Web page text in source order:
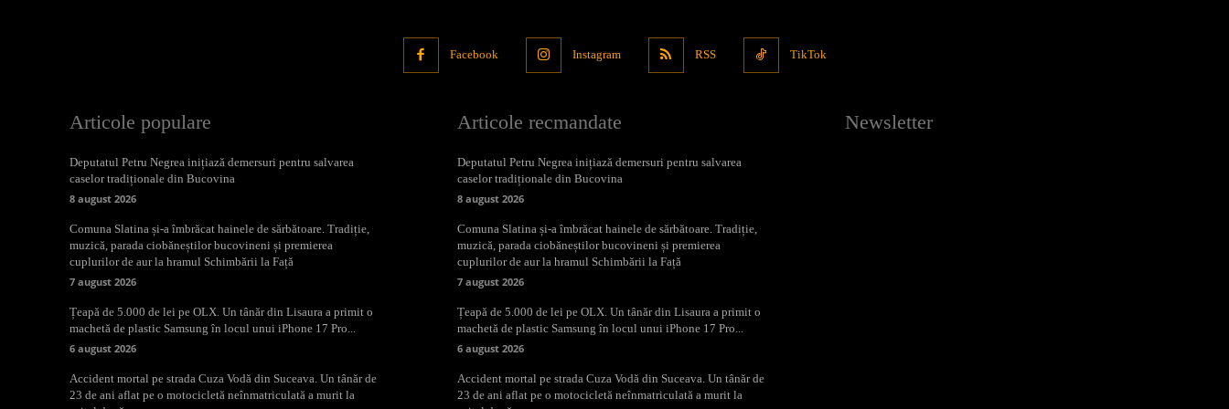
Facebook Instagram RSS TikTok
Articole populare
Deputatul Petru Negrea inițiază demersuri pentru salvarea
caselor tradiționale din Bucovina
8 august 2026
Comuna Slatina și-a îmbrăcat hainele de sărbătoare. Tradiție,
muzică, parada ciobăneștilor bucovineni și premierea
cuplurilor de aur la hramul Schimbării la Față
7 august 2026
Țeapă de 5.000 de lei pe OLX. Un tânăr din Lisaura a primit o
machetă de plastic Samsung în locul unui iPhone 17 Pro...
6 august 2026
Accident mortal pe strada Cuza Vodă din Suceava. Un tânăr de
23 de ani aflat pe o motocicletă neînmatriculată a murit la
Articole recmandate
Deputatul Petru Negrea inițiază demersuri pentru salvarea
caselor tradiționale din Bucovina
8 august 2026
Comuna Slatina și-a îmbrăcat hainele de sărbătoare. Tradiție,
muzică, parada ciobăneștilor bucovineni și premierea
cuplurilor de aur la hramul Schimbării la Față
7 august 2026
Țeapă de 5.000 de lei pe OLX. Un tânăr din Lisaura a primit o
machetă de plastic Samsung în locul unui iPhone 17 Pro...
6 august 2026
Accident mortal pe strada Cuza Vodă din Suceava. Un tânăr de
23 de ani aflat pe o motocicletă neînmatriculată a murit la
Newsletter